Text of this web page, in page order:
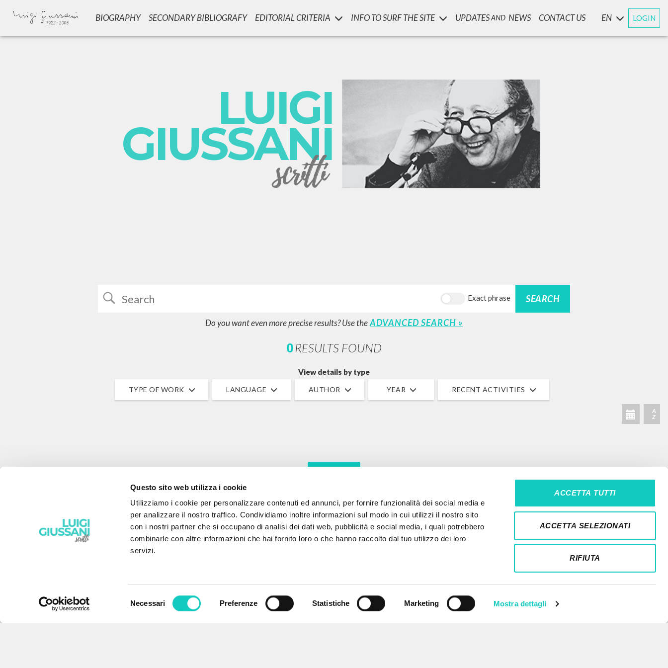
Questo sito web utilizza i cookie
Utilizziamo i cookie per personalizzare contenuti ed annunci, per fornire funzionalità dei social media e
per analizzare il nostro traffico. Condividiamo inoltre informazioni sul modo in cui utilizzi il nostro sito
con i nostri partner che si occupano di analisi dei dati web, pubblicità e social media, i quali potrebbero
combinarle con altre informazioni che hai fornito loro o che hanno raccolto dal tuo utilizzo dei loro
servizi.
Necessari Preferenze Statistiche Marketing Mostra dettagli
ACCETTA TUTTI
ACCETTA SELEZIONATI
RIFIUTA
LUIGI
GIUSSANI
scritti
BIOGRAPHY SECONDARY BIBLIOGRAFY EDITORIAL CRITERIA INFO TO SURF THE SITE UPDATESAND NEWS CONTACT US EN LOGIN
Exact phrase SEARCH
Do you want even more precise results? Use theADVANCED SEARCH »
0RESULTS FOUND
View details by type
TYPE OF WORK LANGUAGE AUTHOR YEAR RECENT ACTIVITIES
A
Z
THE PROJECT LANGUAGE NEWSLETTER